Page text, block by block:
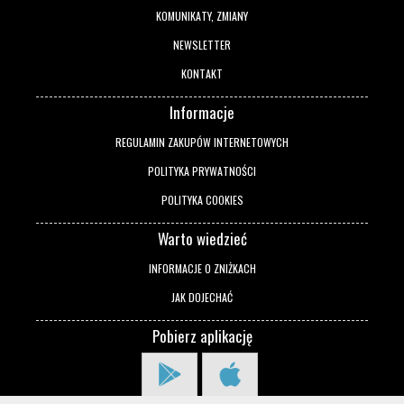
KOMUNIKATY, ZMIANY
NEWSLETTER
KONTAKT
Informacje
REGULAMIN ZAKUPÓW INTERNETOWYCH
POLITYKA PRYWATNOŚCI
POLITYKA COOKIES
Warto wiedzieć
INFORMACJE O ZNIŻKACH
JAK DOJECHAĆ
Pobierz aplikację